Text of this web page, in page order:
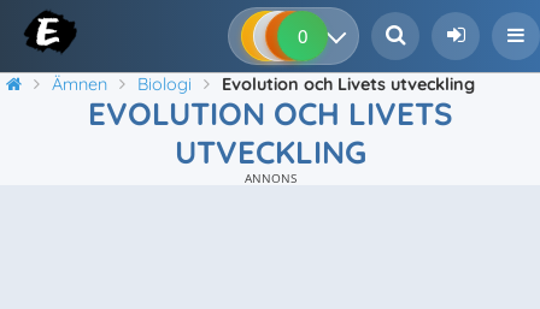
0 0 0
Ämnen Biologi Evolution och Livets utveckling
EVOLUTION OCH LIVETS
UTVECKLING
ANNONS